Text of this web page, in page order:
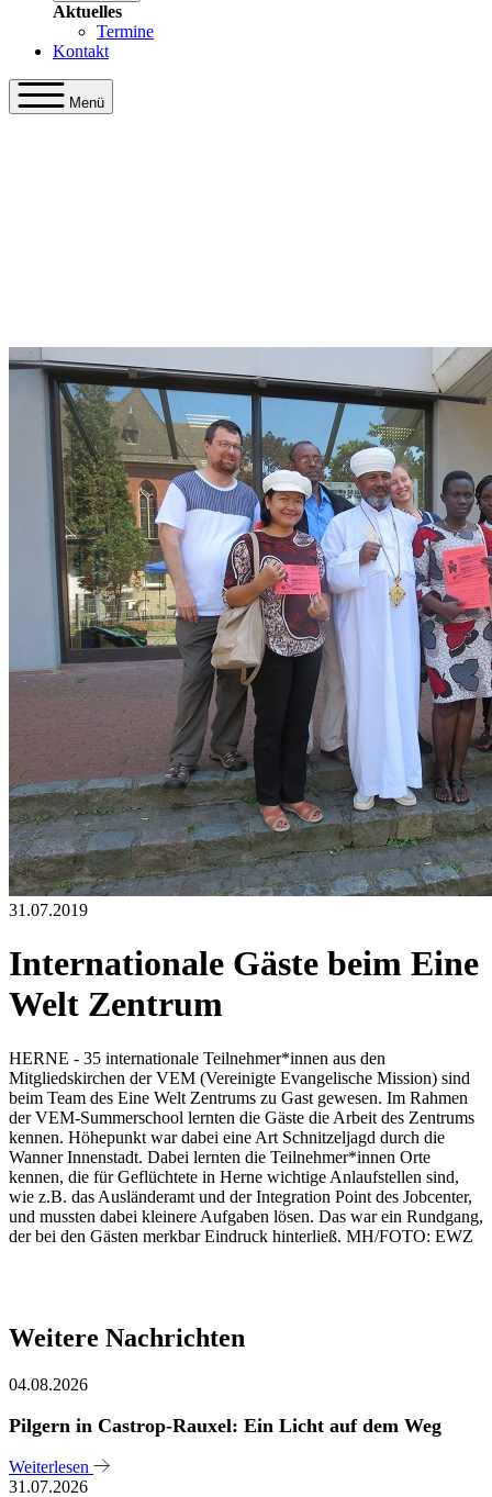
Aktuelles
Termine
Kontakt
Menü
31.07.2019
Internationale Gäste beim Eine
Welt Zentrum
HERNE - 35 internationale Teilnehmer*innen aus den
Mitgliedskirchen der VEM (Vereinigte Evangelische Mission) sind
beim Team des Eine Welt Zentrums zu Gast gewesen. Im Rahmen
der VEM-Summerschool lernten die Gäste die Arbeit des Zentrums
kennen. Höhepunkt war dabei eine Art Schnitzeljagd durch die
Wanner Innenstadt. Dabei lernten die Teilnehmer*innen Orte
kennen, die für Geflüchtete in Herne wichtige Anlaufstellen sind,
wie z.B. das Ausländeramt und der Integration Point des Jobcenter,
und mussten dabei kleinere Aufgaben lösen. Das war ein Rundgang,
der bei den Gästen merkbar Eindruck hinterließ. MH/FOTO: EWZ
Weitere Nachrichten
04.08.2026
Pilgern in Castrop-Rauxel: Ein Licht auf dem Weg
Weiterlesen
31.07.2026